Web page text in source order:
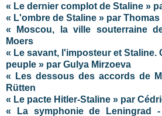
« Le dernier complot de Staline »
« L'ombre de Staline » par
« Moscou, la ville souterraine
Moers
« Le savant, l'imposteur et Staline.
peuple » par Gulya Mirzoeva
« Les dessous des accords de
Rütten
« Le pacte Hitler-Staline » par
« La symphonie de Leningrad